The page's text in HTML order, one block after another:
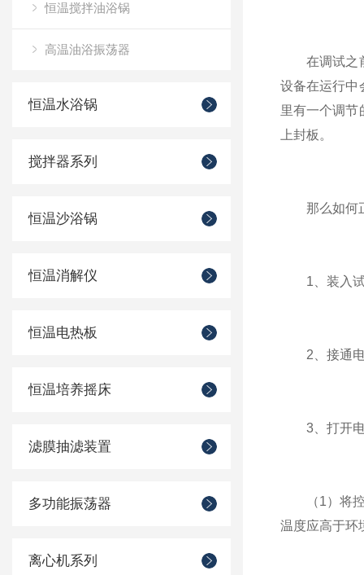
恒温搅拌油浴锅
高温油浴振荡器
恒温水浴锅
搅拌器系列
恒温沙浴锅
恒温消解仪
恒温电热板
恒温培养摇床
滤膜抽滤装置
多功能振荡器
离心机系列
在调试之前
设备在运行中
里有一个调节
上封板。
那么如何正
1、装入试
2、接通电
3、打开电
（1）将控
温度应高于环